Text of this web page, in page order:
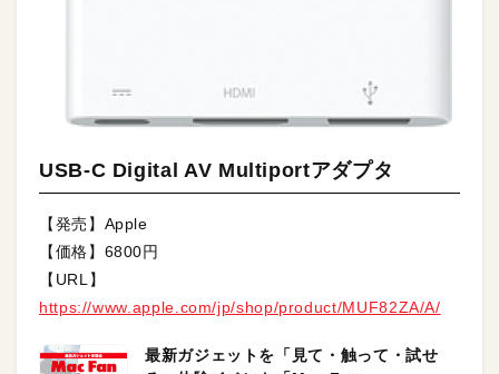
USB-C Digital AV Multiportアダプタ
【発売】Apple
【価格】6800円
【URL】
https://www.apple.com/jp/shop/product/MUF82ZA/A/
最新ガジェットを「見て・触って・試せ